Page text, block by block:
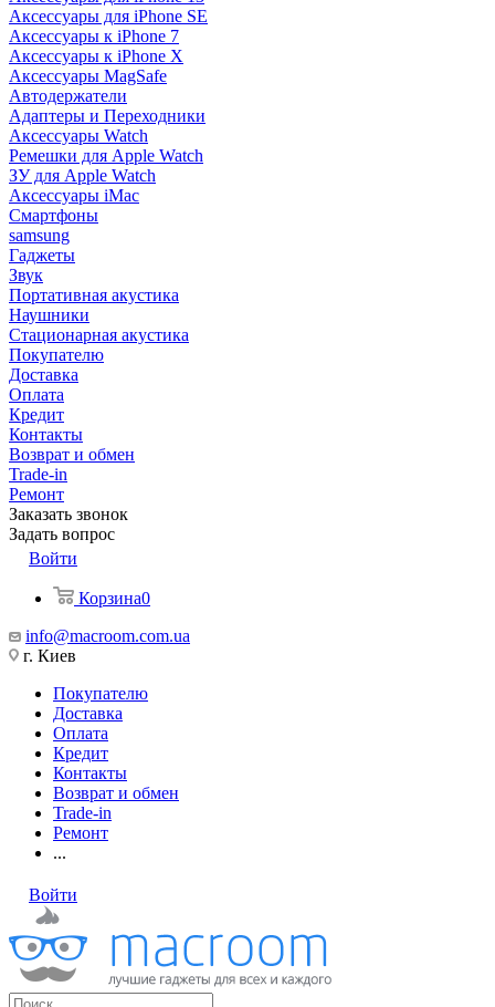
Аксессуары для iPhone SE
Аксессуары к iPhone 7
Аксессуары к iPhone X
Аксессуары MagSafe
Автодержатели
Адаптеры и Переходники
Аксессуары Watch
Ремешки для Apple Watch
ЗУ для Apple Watch
Аксессуары iMac
Смартфоны
samsung
Гаджеты
Звук
Портативная акустика
Наушники
Стационарная акустика
Покупателю
Доставка
Оплата
Кредит
Контакты
Возврат и обмен
Trade-in
Ремонт
Заказать звонок
Задать вопрос
Войти
Корзина0
info@macroom.com.ua
г. Киев
Покупателю
Доставка
Оплата
Кредит
Контакты
Возврат и обмен
Trade-in
Ремонт
...
Войти